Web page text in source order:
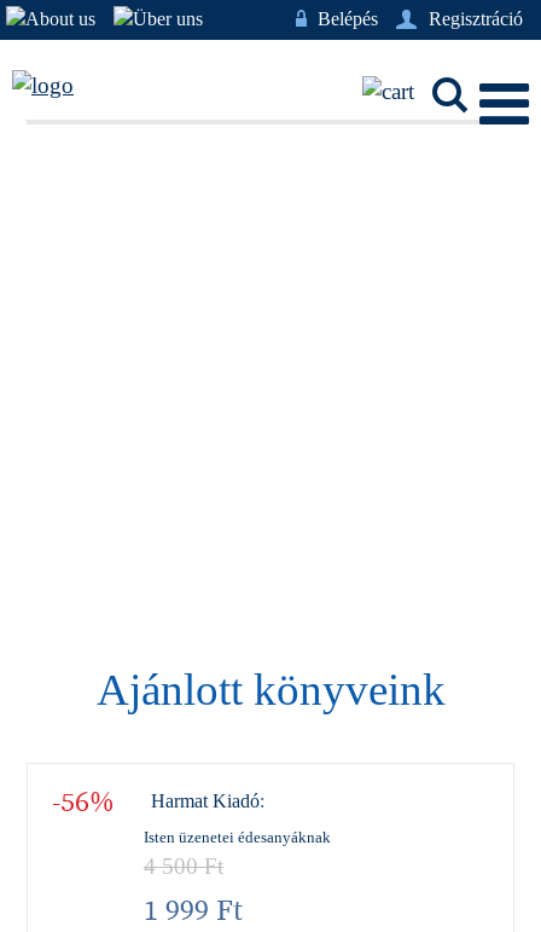
w Belépés U Regisztráció
L
Ajánlott könyveink
-56% Harmat Kiadó:
Isten üzenetei édesanyáknak
4 500Ft
1 999 Ft